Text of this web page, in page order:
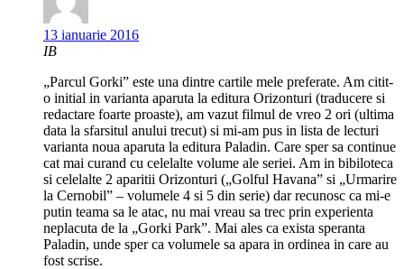
13 ianuarie 2016
IB
„Parcul Gorki” este una dintre cartile mele preferate. Am citit-
o initial in varianta aparuta la editura Orizonturi (traducere si
redactare foarte proaste), am vazut filmul de vreo 2 ori (ultima
data la sfarsitul anului trecut) si mi-am pus in lista de lecturi
varianta noua aparuta la editura Paladin. Care sper sa continue
cat mai curand cu celelalte volume ale seriei. Am in bibiloteca
si celelalte 2 aparitii Orizonturi („Golful Havana” si „Urmarire
la Cernobil” – volumele 4 si 5 din serie) dar recunosc ca mi-e
putin teama sa le atac, nu mai vreau sa trec prin experienta
neplacuta de la „Gorki Park”. Mai ales ca exista speranta
Paladin, unde sper ca volumele sa apara in ordinea in care au
fost scrise.